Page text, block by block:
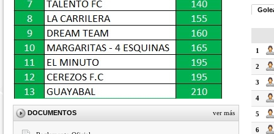
DOCUMENTOS ver más
1
2
3
4
5
6